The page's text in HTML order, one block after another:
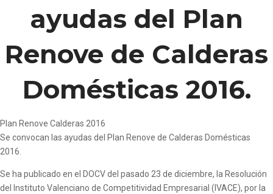
ayudas del Plan
Renove de Calderas
Domésticas 2016.
Plan Renove Calderas 2016
Se convocan las ayudas del Plan Renove de Calderas Domésticas
2016.
Se ha publicado en el DOCV del pasado 23 de diciembre, la Resolución
del Instituto Valenciano de Competitividad Empresarial (IVACE), por la